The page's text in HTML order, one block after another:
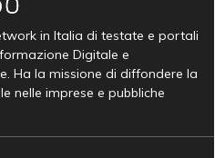
in Italia di testate e portali
Digitale e
Ha la missione di diffondere la
nelle imprese e pubbliche